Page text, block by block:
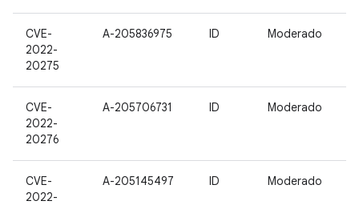
CVE-
2022-
20275
A-205836975 ID Moderado
CVE-
2022-
20276
A-205706731 ID Moderado
CVE-
2022-
A-205145497 ID Moderado